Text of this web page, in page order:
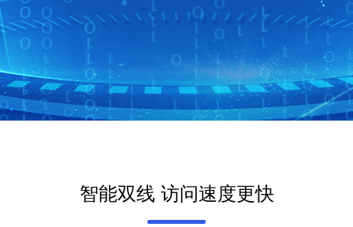
智能双线 访问速度更快